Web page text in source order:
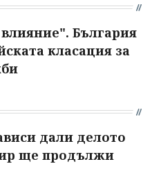
България
класация за
дали делото
ще продължи